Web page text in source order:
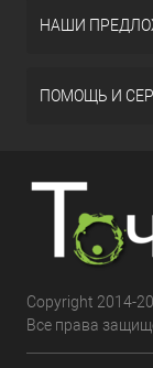
НАШИ
ПОМОЩЬ И
Copyright 2014-
Все права